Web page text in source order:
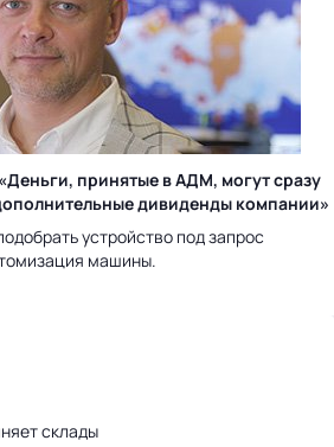
принятые в АДМ, могут сразу
дивиденды компании»
устройство под запрос
машины.
склады